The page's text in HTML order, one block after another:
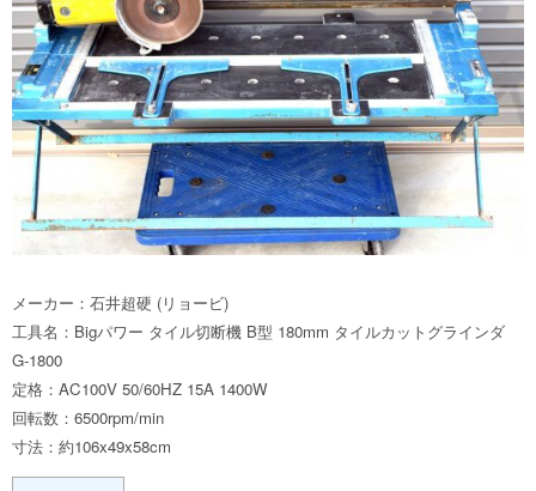
メーカー：石井超硬 (リョービ)
工具名：Bigパワー タイル切断機 B型 180mm タイルカットグラインダ
G-1800
定格：AC100V 50/60HZ 15A 1400W
回転数：6500rpm/min
寸法：約106x49x58cm